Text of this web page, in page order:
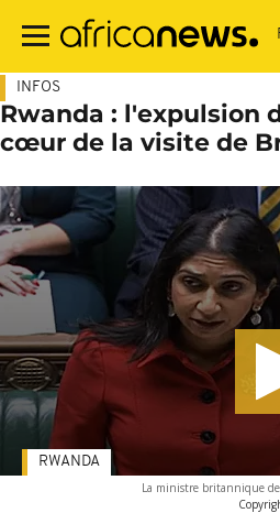
contenu
INFOS
Rwanda : l'expulsion
cœur de la visite de
La ministre britannique
RWANDA